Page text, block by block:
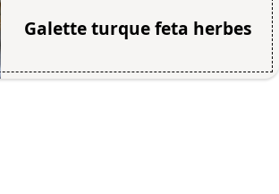
Galette turque feta herbes